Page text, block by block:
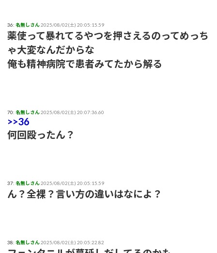
36: 名無しさん2025/08/02(土) 20:05:15.59
薬使って暴れてるやつを押さえるのってめっち
ゃ大変なんだからな
俺も精神病院で患者みてたから解る
70: 名無しさん2025/08/02(土) 20:07:36.60
>>36
何回殴ったん？
37: 名無しさん2025/08/02(土) 20:05:15.59
ん？全裸？言い方の違いはなによ？
38: 名無しさん2025/08/02(土) 20:05:22.82